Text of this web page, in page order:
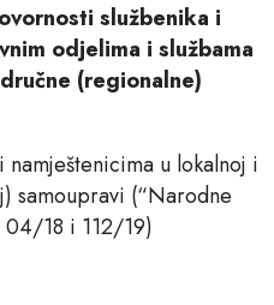
službenika i
odjelima i službama
(regionalne)
u lokalnoj i
samoupravi (“Narodne
18 i 112/19)